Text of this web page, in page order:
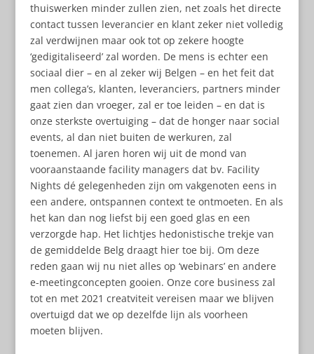
thuiswerken minder zullen zien, net zoals het directe
contact tussen leverancier en klant zeker niet volledig
zal verdwijnen maar ook tot op zekere hoogte
‘gedigitaliseerd’ zal worden. De mens is echter een
sociaal dier – en al zeker wij Belgen – en het feit dat
men collega’s, klanten, leveranciers, partners minder
gaat zien dan vroeger, zal er toe leiden – en dat is
onze sterkste overtuiging – dat de honger naar social
events, al dan niet buiten de werkuren, zal
toenemen. Al jaren horen wij uit de mond van
vooraanstaande facility managers dat bv. Facility
Nights dé gelegenheden zijn om vakgenoten eens in
een andere, ontspannen context te ontmoeten. En als
het kan dan nog liefst bij een goed glas en een
verzorgde hap. Het lichtjes hedonistische trekje van
de gemiddelde Belg draagt hier toe bij. Om deze
reden gaan wij nu niet alles op ‘webinars’ en andere
e-meetingconcepten gooien. Onze core business zal
tot en met 2021 creatviteit vereisen maar we blijven
overtuigd dat we op dezelfde lijn als voorheen
moeten blijven.